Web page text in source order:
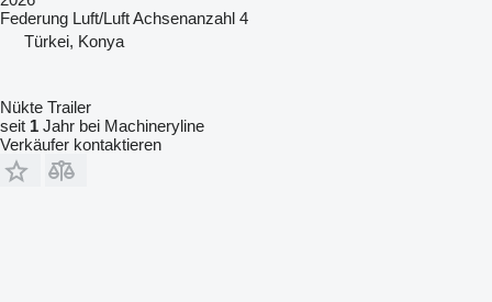
Federung Luft/LuftAchsenanzahl 4
Türkei, Konya
Nükte Trailer
seit 1 Jahr bei Machineryline
Verkäufer kontaktieren